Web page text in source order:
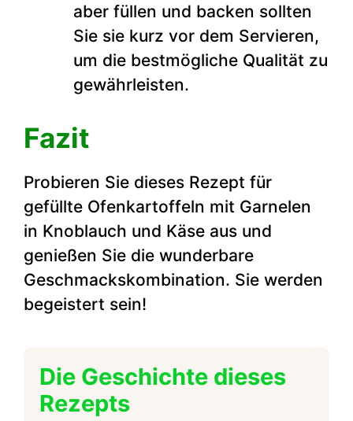
aber füllen und backen sollten
Sie sie kurz vor dem Servieren,
um die bestmögliche Qualität zu
gewährleisten.
Fazit
Probieren Sie dieses Rezept für
gefüllte Ofenkartoffeln mit Garnelen
in Knoblauch und Käse aus und
genießen Sie die wunderbare
Geschmackskombination. Sie werden
begeistert sein!
Die Geschichte dieses
Rezepts